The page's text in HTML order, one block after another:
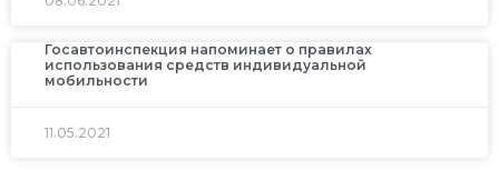
Госавтоинспекция напоминает о правилах
использования средств индивидуальной
мобильности
11.05.2021